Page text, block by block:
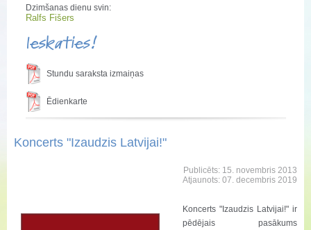
Dzimšanas dienu svin:
Ralfs Fišers
Ieskaties!
Stundu saraksta izmaiņas
Ēdienkarte
Koncerts "Izaudzis Latvijai!"
Publicēts: 15. novembris 2013
Atjaunots: 07. decembris 2019
Koncerts "Izaudzis Latvijai!" ir
pēdējais pasākums